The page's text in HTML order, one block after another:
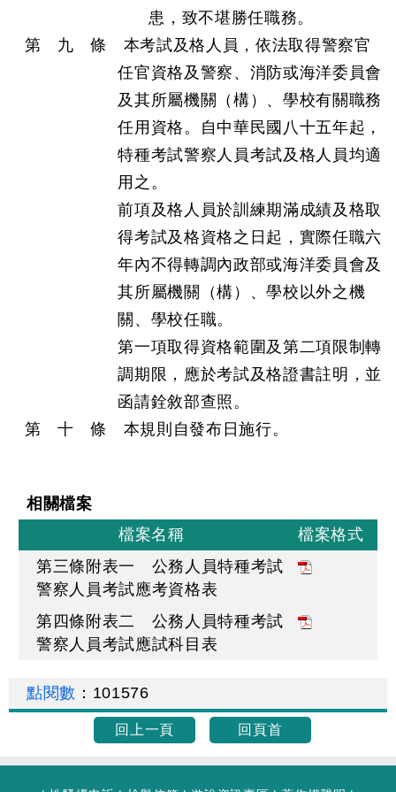
患，致不堪勝任職務。
第 九 條 本考試及格人員，依法取得警察官
任官資格及警察、消防或海洋委員會
及其所屬機關（構）、學校有關職務
任用資格。自中華民國八十五年起，
特種考試警察人員考試及格人員均適
用之。
前項及格人員於訓練期滿成績及格取
得考試及格資格之日起，實際任職六
年內不得轉調內政部或海洋委員會及
其所屬機關（構）、學校以外之機
關、學校任職。
第一項取得資格範圍及第二項限制轉
調期限，應於考試及格證書註明，並
函請銓敘部查照。
第 十 條 本規則自發布日施行。
相關檔案
檔案名稱
檔案格式
第三條附表一 公務人員特種考試
警察人員考試應考資格表
第四條附表二 公務人員特種考試
警察人員考試應試科目表
點閱數 ： 101576
回上一頁 回頁首